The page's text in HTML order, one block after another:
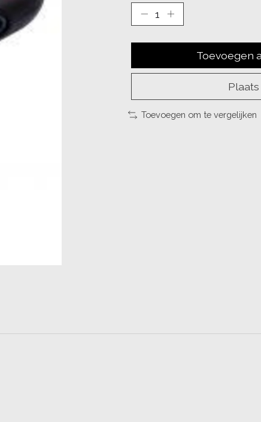
Toevoegen
Toevoegen om te vergelijken